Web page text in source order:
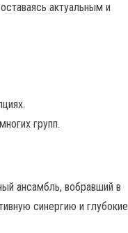
актуальным и
групп.
ансамбль, вобравший в
синергию и глубокие